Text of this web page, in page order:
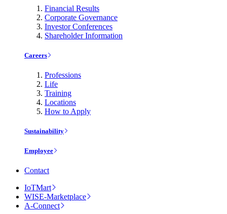
Financial Results
Corporate Governance
Investor Conferences
Shareholder Information
Careers
Professions
Life
Training
Locations
How to Apply
Sustainability
Employee
Contact
IoTMart
WISE-Marketplace
A-Connect